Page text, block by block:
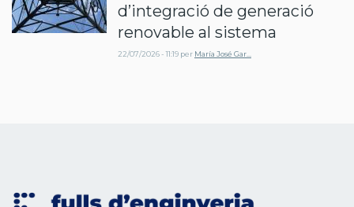
d’integració de generació
renovable al sistema
22/07/2026 - 11:19 per María José Gar…